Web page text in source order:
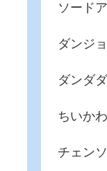
ソード
ダンジ
ダンダ
ちいかわ
チェン